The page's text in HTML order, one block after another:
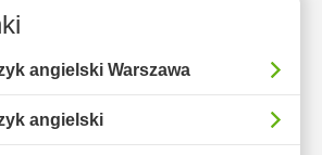
angielski Warszawa
angielski